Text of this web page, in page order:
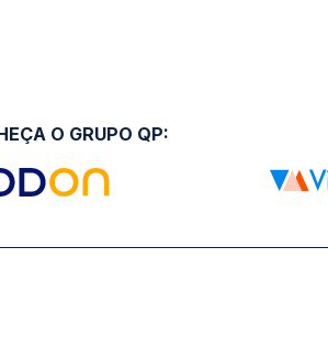
O GRUPO QP: